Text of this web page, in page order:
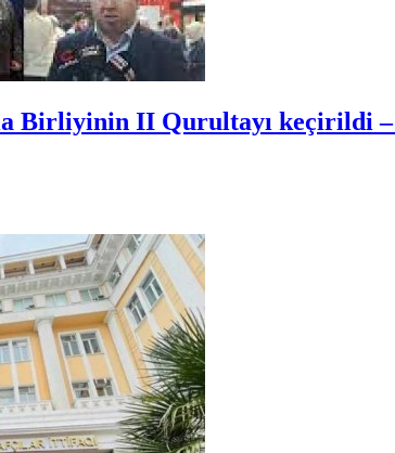
Birliyinin II Qurultayı keçirildi –